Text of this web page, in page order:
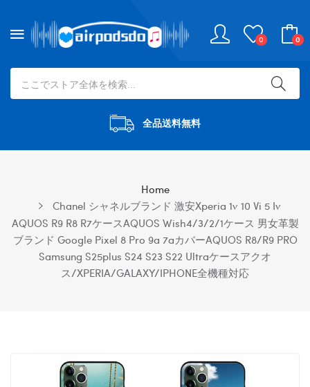
0 0
全品送料無料
Home
Chanel シャネルブランド 激安xperia 1v 10 Vi 5 Iv
AQUOS R9 R8 R7ケースAQUOS Wish4/3/2/1ケース 男女革製
ブランド Google Pixel 8 Pro 9a 7aカバーAQUOS R8/R9 PRO
Samsung S25plus S24 S23 S22 Ultraケースアクオ
ス/XPERIA/GALAXY/IPHONE全機種対応